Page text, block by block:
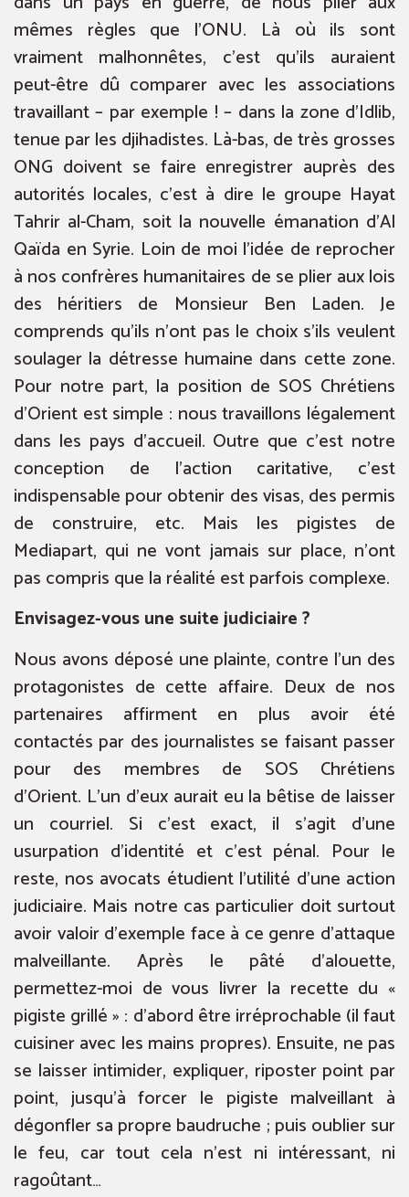
mêmes règles que l’ONU. Là où ils sont
vraiment malhonnêtes, c’est qu’ils auraient
peut-être dû comparer avec les associations
travaillant – par exemple ! – dans la zone d’Idlib,
tenue par les djihadistes. Là-bas, de très grosses
ONG doivent se faire enregistrer auprès des
autorités locales, c’est à dire le groupe Hayat
Tahrir al-Cham, soit la nouvelle émanation d’Al
Qaïda en Syrie. Loin de moi l’idée de reprocher
à nos confrères humanitaires de se plier aux lois
des héritiers de Monsieur Ben Laden. Je
comprends qu’ils n’ont pas le choix s’ils veulent
soulager la détresse humaine dans cette zone.
Pour notre part, la position de SOS Chrétiens
d’Orient est simple : nous travaillons légalement
dans les pays d’accueil. Outre que c’est notre
conception de l’action caritative, c’est
indispensable pour obtenir des visas, des permis
de construire, etc. Mais les pigistes de
Mediapart, qui ne vont jamais sur place, n’ont
pas compris que la réalité est parfois complexe.
Envisagez-vous une suite judiciaire ?
Nous avons déposé une plainte, contre l’un des
protagonistes de cette affaire. Deux de nos
partenaires affirment en plus avoir été
contactés par des journalistes se faisant passer
pour des membres de SOS Chrétiens
d’Orient. L’un d’eux aurait eu la bêtise de laisser
un courriel. Si c’est exact, il s’agit d’une
usurpation d’identité et c’est pénal. Pour le
reste, nos avocats étudient l’utilité d’une action
judiciaire. Mais notre cas particulier doit surtout
avoir valoir d’exemple face à ce genre d’attaque
malveillante. Après le pâté d’alouette,
permettez-moi de vous livrer la recette du «
pigiste grillé » : d’abord être irréprochable (il faut
cuisiner avec les mains propres). Ensuite, ne pas
se laisser intimider, expliquer, riposter point par
point, jusqu’à forcer le pigiste malveillant à
dégonfler sa propre baudruche ; puis oublier sur
le feu, car tout cela n’est ni intéressant, ni
ragoûtant…